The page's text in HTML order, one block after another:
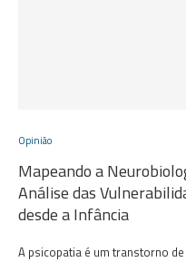
Opinião
Mapeando a
Análise das
desde a Infância
A psicopatia é um transtorno